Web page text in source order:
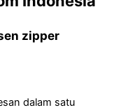
zipper
dalam satu